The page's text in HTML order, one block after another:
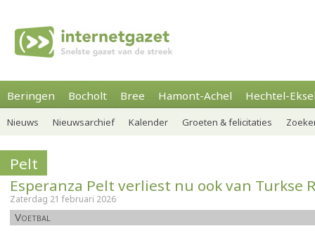
Beringen Bocholt Bree Hamont-Achel Hechtel-
Nieuws Nieuwsarchief Kalender Groeten & felicitaties
Pelt
Esperanza Pelt verliest nu ook van Turkse
Zaterdag 21 februari 2026
Voetbal